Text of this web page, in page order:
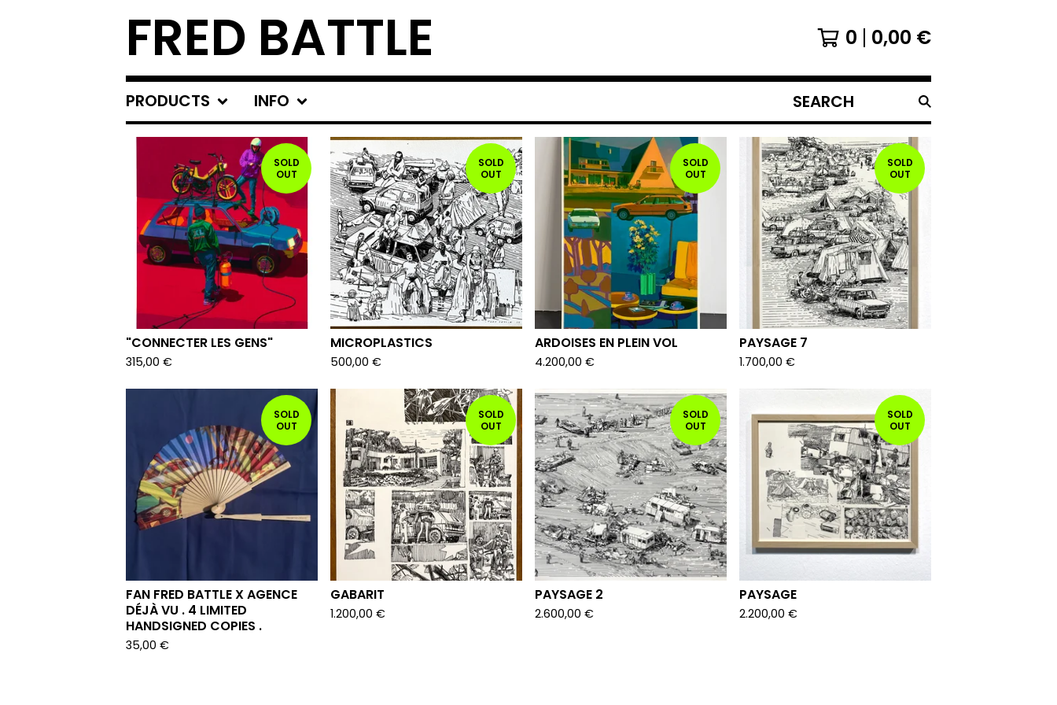
FRED BATTLE 0 0,00 €
PRODUCTS INFO
SEARCH
PRODUCTS
FEATURED
PRODUCTS
SOLD
OUT
"CONNECTER LES GENS"
315,00 €
SOLD
OUT
MICROPLASTICS
500,00 €
SOLD
OUT
ARDOISES EN PLEIN VOL
4.200,00 €
SOLD
OUT
PAYSAGE 7
1.700,00 €
SOLD
OUT
FAN FRED BATTLE X AGENCE
DÉJÀ VU . 4 LIMITED
HANDSIGNED COPIES .
35,00 €
SOLD
OUT
GABARIT
1.200,00 €
SOLD
OUT
PAYSAGE 2
2.600,00 €
SOLD
OUT
PAYSAGE
2.200,00 €